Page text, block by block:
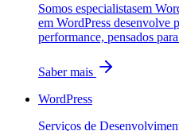
Somos especialistasem
em WordPress desenvolve
performance, pensados
Saber mais
WordPress
Serviços de